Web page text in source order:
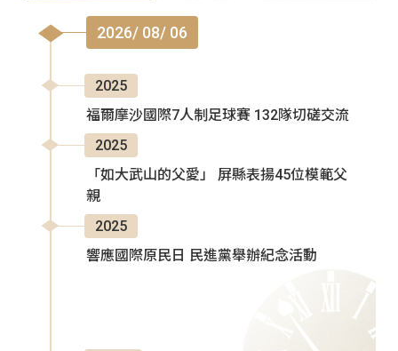
2026/ 08/ 06
2025
福爾摩沙國際7人制足球賽 132隊切磋交流
2025
「如大武山的父愛」 屏縣表揚45位模範父
親
2025
響應國際原民日 民進黨舉辦紀念活動